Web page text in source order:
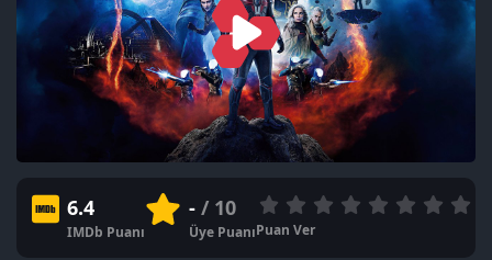
6.4
IMDb Puanı
-/ 10
Üye PuanıPuan Ver